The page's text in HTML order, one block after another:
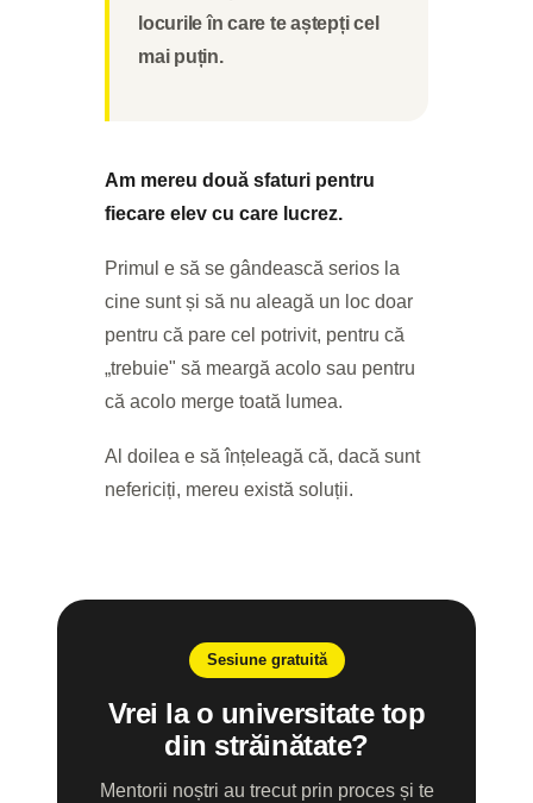
locurile în care te aștepți cel
mai puțin.
Am mereu două sfaturi pentru
fiecare elev cu care lucrez.
Primul e să se gândească serios la
cine sunt și să nu aleagă un loc doar
pentru că pare cel potrivit, pentru că
„trebuie" să meargă acolo sau pentru
că acolo merge toată lumea.
Al doilea e să înțeleagă că, dacă sunt
nefericiți, mereu există soluții.
Sesiune gratuită
Vrei la o universitate top
din străinătate?
Mentorii noștri au trecut prin proces și te